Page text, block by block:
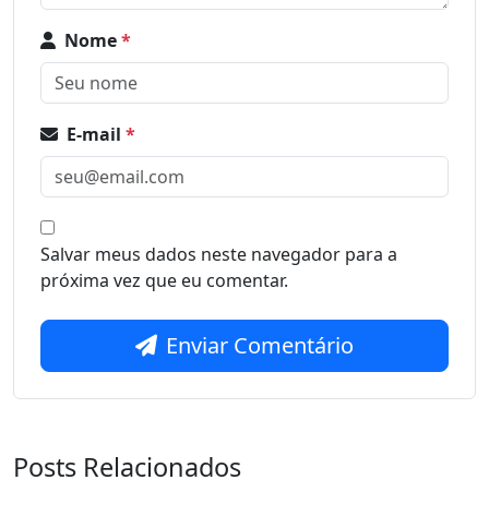
Nome*
E-mail *
Salvar meus dados neste navegador para a
próxima vez que eu comentar.
Enviar Comentário
Posts Relacionados